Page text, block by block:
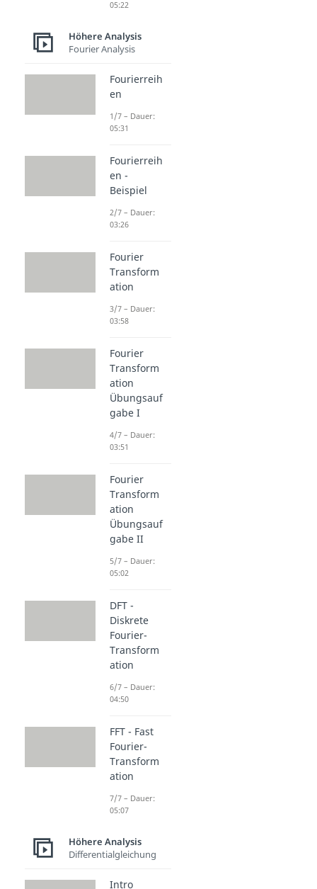
05:22
Höhere Analysis
Fourier Analysis
Fourierreih
en
1/7 – Dauer:
05:31
Fourierreih
en -
Beispiel
2/7 – Dauer:
03:26
Fourier
Transform
ation
3/7 – Dauer:
03:58
Fourier
Transform
ation
Übungsauf
gabe I
4/7 – Dauer:
03:51
Fourier
Transform
ation
Übungsauf
gabe II
5/7 – Dauer:
05:02
DFT -
Diskrete
Fourier-
Transform
ation
6/7 – Dauer:
04:50
FFT - Fast
Fourier-
Transform
ation
7/7 – Dauer:
05:07
Höhere Analysis
Differentialgleichung
Intro